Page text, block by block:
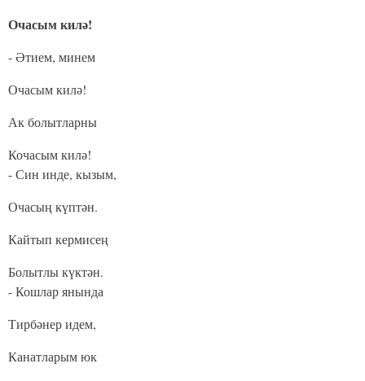
Очасым килә!
- Әтием, минем
Очасым килә!
Ак болытларны
Кочасым килә!
- Син инде, кызым,
Очасың күптән.
Кайтып кермисең
Болытлы күктән.
- Кошлар янында
Тирбәнер идем,
Канатларым юк